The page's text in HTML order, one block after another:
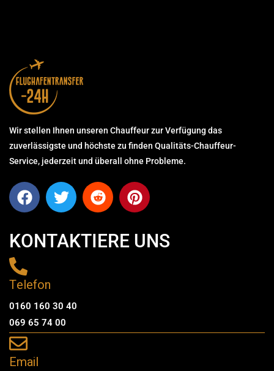
Wir stellen Ihnen unseren Chauffeur zur Verfügung das
zuverlässigste und höchste zu finden Qualitäts-Chauffeur-
Service, jederzeit und überall ohne Probleme.
KONTAKTIERE UNS
Telefon
0160 160 30 40
069 65 74 00
Email